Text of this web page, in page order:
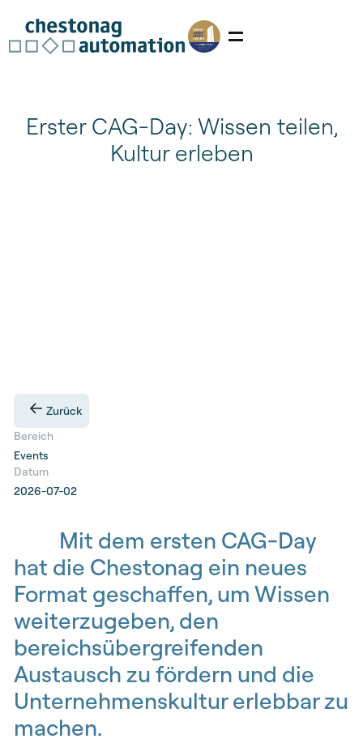
Erster CAG-Day: Wissen teilen,
Kultur erleben
Zurück
Bereich
Events
Datum
2026-07-02
Mit dem ersten CAG-Day
hat die Chestonag ein neues
Format geschaffen, um Wissen
weiterzugeben, den
bereichsübergreifenden
Austausch zu fördern und die
Unternehmenskultur erlebbar zu
machen.